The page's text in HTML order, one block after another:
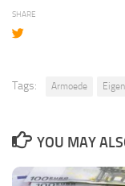
SHARE
Tags: Armoede
YOU MAY